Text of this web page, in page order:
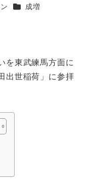
カテゴリー
成増
を東武練馬方面に
出世稲荷」に参拝